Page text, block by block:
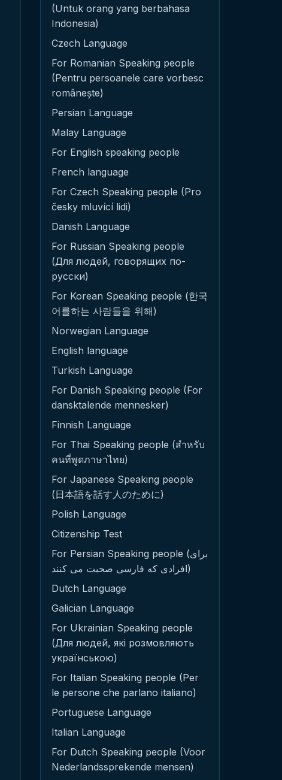
(Untuk orang yang berbahasa
Indonesia)
Czech Language
For Romanian Speaking people
(Pentru persoanele care vorbesc
românește)
Persian Language
Malay Language
For English speaking people
French language
For Czech Speaking people (Pro
česky mluvící lidi)
Danish Language
For Russian Speaking people
(Для людей, говорящих по-
русски)
For Korean Speaking people (한국
어를하는 사람들을 위해)
Norwegian Language
English language
Turkish Language
For Danish Speaking people (For
dansktalende mennesker)
Finnish Language
For Thai Speaking people (สำหรับ
คนที่พูดภาษาไทย)
For Japanese Speaking people
(日本語を話す人のために)
Polish Language
Citizenship Test
For Persian Speaking people (برای
افرادی که فارسی صحبت می کنند)
Dutch Language
Galician Language
For Ukrainian Speaking people
(Для людей, які розмовляють
українською)
For Italian Speaking people (Per
le persone che parlano italiano)
Portuguese Language
Italian Language
For Dutch Speaking people (Voor
Nederlandssprekende mensen)